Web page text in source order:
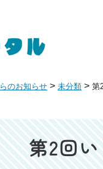
のお知らせ > 未分類 > 第
第2回